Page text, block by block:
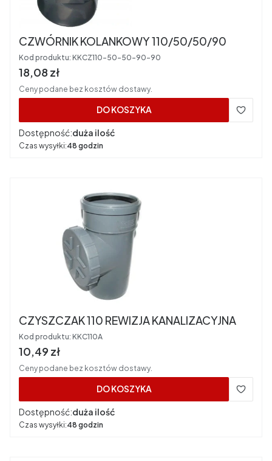
CZWÓRNIK KOLANKOWY 110/50/50/90
Kod produktu: KKCZ110-50-50-90-90
Cena brutto
18,08 zł
Ceny podane bez kosztów dostawy.
DO KOSZYKA
Dostępność:duża ilość
Czas wysyłki:48 godzin
CZYSZCZAK 110 REWIZJA KANALIZACYJNA
Kod produktu: KKC110A
Cena brutto
10,49 zł
Ceny podane bez kosztów dostawy.
DO KOSZYKA
Dostępność:duża ilość
Czas wysyłki:48 godzin